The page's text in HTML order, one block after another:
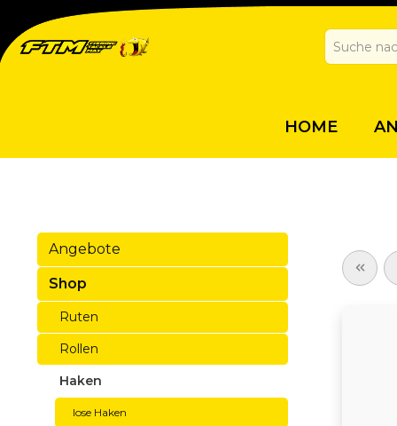
HOME
Angebote
Shop
Ruten
Rollen
Haken
lose Haken